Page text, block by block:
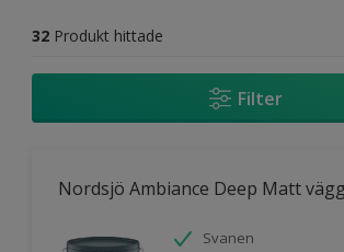
32 Produkt hittade
Filter
Nordsjö Ambiance Deep Matt
Svanen